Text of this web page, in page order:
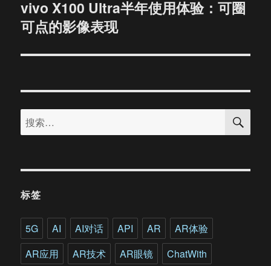
下
篇
章：
vivo X100 Ultra半年使用体验：可圈
可点的影像表现
搜
索：
搜
标签
5G AI AI对话 API AR
AR体验
AR应用
AR技术 AR眼镜
ChatWith